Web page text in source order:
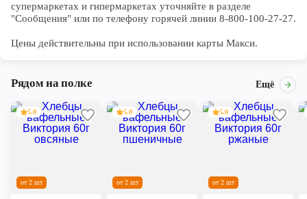
супермаркетах и гипермаркетах уточняйте в разделе
"Сообщения" или по телефону горячей линии 8-800-100-27-27.
Цены действительны при использовании карты Макси.
Рядом на полке Ещё
от 2 шт
5.0
от 2 шт
5.0
от 2 шт
5.0